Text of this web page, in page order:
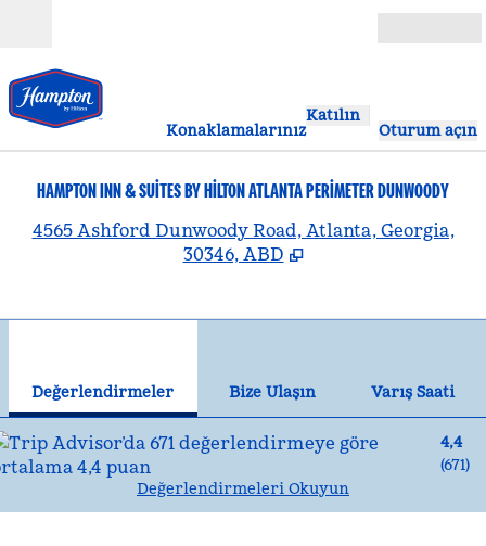
Konaklamalarınız
Katılın
Oturum açın
HAMPTON INN & SUITES BY HILTON ATLANTA PERIMETER DUNWOODY
4565 Ashford Dunwoody Road, Atlanta, Georgia,
30346, ABD
Değerlendirmeler Bize Ulaşın
Varış Saati
4,4
(671)
Değerlendirmeleri Okuyun